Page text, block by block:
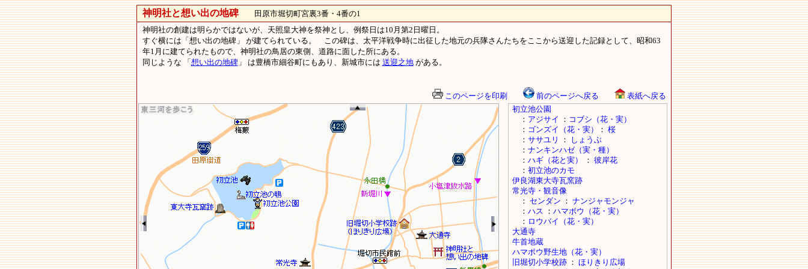
神明社と想い出の地碑田原市堀切町宮裏3番・4番の1
神明社の創建は明らかではないが、天照皇大神を祭神とし、例祭日は10月第2日曜日。
すぐ横には「想い出の地碑」 が建てられている。 この碑は、太平洋戦争時に出征した地元の兵隊さんたちをここから送迎した記録として、昭和63
年1月に建てられたもので、神明社の鳥居の東側、道路に面した所にある。
同じような 「 想い出の地碑」 は豊橋市細谷町にもあり、新城市には 送迎之地がある。
このページを印刷 前のページへ戻る 表紙へ戻る